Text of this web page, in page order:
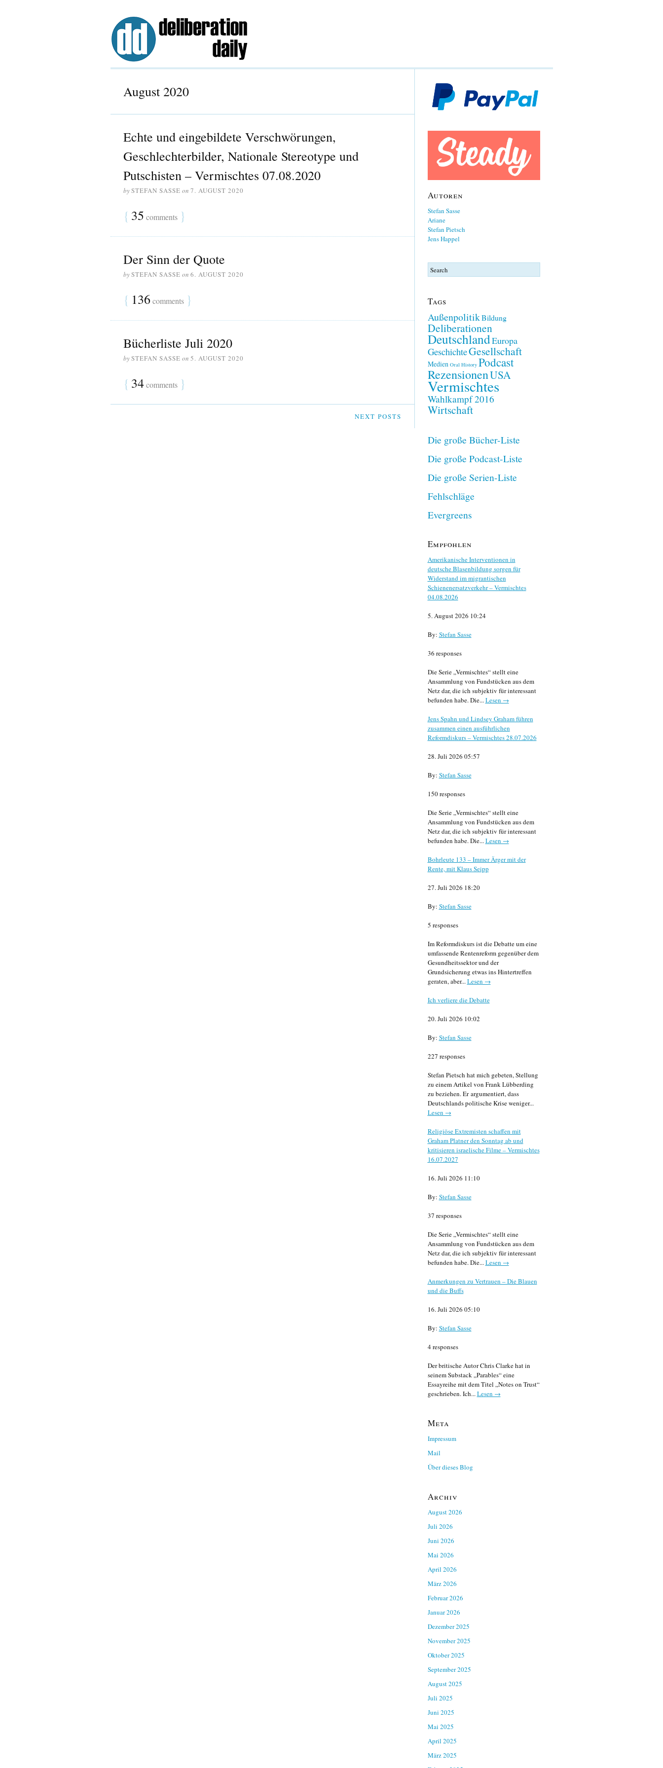
August 2020
Echte und eingebildete Verschwörungen,
Geschlechterbilder, Nationale Stereotype und
Putschisten – Vermischtes 07.08.2020
bySTEFAN SASSE on 7. AUGUST 2020
{ 35 comments }
Der Sinn der Quote
bySTEFAN SASSE on 6. AUGUST 2020
{ 136 comments }
Bücherliste Juli 2020
bySTEFAN SASSE on 5. AUGUST 2020
{ 34comments }
NEXT POSTS
Autoren
Stefan Sasse
Ariane
Stefan Pietsch
Jens Happel
Tags
AußenpolitikBildung
Deliberationen
DeutschlandEuropa
GeschichteGesellschaft
Medien Oral History Podcast
RezensionenUSA
Vermischtes
Wahlkampf 2016
Wirtschaft
Die große Bücher-Liste
Die große Podcast-Liste
Die große Serien-Liste
Fehlschläge
Evergreens
Empfohlen
Amerikanische Interventionen in
deutsche Blasenbildung sorgen für
Widerstand im migrantischen
Schienenersatzverkehr – Vermischtes
04.08.2026
5. August 2026 10:24
By: Stefan Sasse
36 responses
Die Serie „Vermischtes“ stellt eine
Ansammlung von Fundstücken aus dem
Netz dar, die ich subjektiv für interessant
befunden habe. Die...Lesen →
Jens Spahn und Lindsey Graham führen
zusammen einen ausführlichen
Reformdiskurs – Vermischtes 28.07.2026
28. Juli 2026 05:57
By: Stefan Sasse
150 responses
Die Serie „Vermischtes“ stellt eine
Ansammlung von Fundstücken aus dem
Netz dar, die ich subjektiv für interessant
befunden habe. Die...Lesen →
Bohrleute 133 – Immer Ärger mit der
Rente, mit Klaus Seipp
27. Juli 2026 18:20
By: Stefan Sasse
5 responses
Im Reformdiskurs ist die Debatte um eine
umfassende Rentenreform gegenüber dem
Gesundheitssektor und der
Grundsicherung etwas ins Hintertreffen
geraten, aber...Lesen →
Ich verliere die Debatte
20. Juli 2026 10:02
By: Stefan Sasse
227 responses
Stefan Pietsch hat mich gebeten, Stellung
zu einem Artikel von Frank Lübberding
zu beziehen. Er argumentiert, dass
Deutschlands politische Krise weniger...
Lesen →
Religiöse Extremisten schaffen mit
Graham Platner den Sonntag ab und
kritisieren israelische Filme – Vermischtes
16.07.2027
16. Juli 2026 11:10
By: Stefan Sasse
37 responses
Die Serie „Vermischtes“ stellt eine
Ansammlung von Fundstücken aus dem
Netz dar, die ich subjektiv für interessant
befunden habe. Die...Lesen →
Anmerkungen zu Vertrauen – Die Blauen
und die Buffs
16. Juli 2026 05:10
By: Stefan Sasse
4 responses
Der britische Autor Chris Clarke hat in
seinem Substack „Parables“ eine
Essayreihe mit dem Titel „Notes on Trust“
geschrieben. Ich...Lesen →
Meta
Impressum
Mail
Über dieses Blog
Archiv
August 2026
Juli 2026
Juni 2026
Mai 2026
April 2026
März 2026
Februar 2026
Januar 2026
Dezember 2025
November 2025
Oktober 2025
September 2025
August 2025
Juli 2025
Juni 2025
Mai 2025
April 2025
März 2025